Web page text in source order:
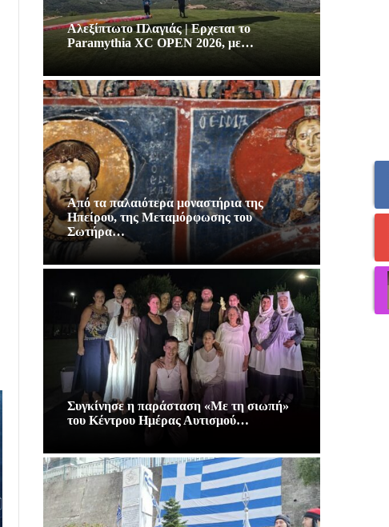
Αλεξίπτωτο Πλαγιάς | Ερχεται το
Paramythia XC OPEN 2026, με…
Από τα παλαιότερα μοναστήρια της
Ηπείρου, της Μεταμόρφωσης του
Σωτήρα…
Συγκίνησε η παράσταση «Με τη σιωπή»
του Κέντρου Ημέρας Αυτισμού…